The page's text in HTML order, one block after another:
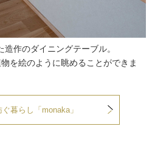
作のダイニングテーブル。
を絵のように眺めることができま
暮らし「monaka」